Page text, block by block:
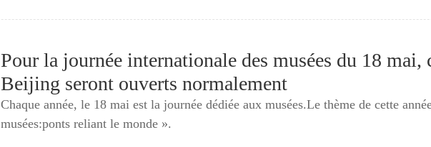
Pour la journée internationale des musées du 18 mai,
Beijing seront ouverts normalement
Chaque année, le 18 mai est la journée dédiée aux musées.Le thème de cette
musées:ponts reliant le monde ».